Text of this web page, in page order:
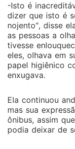
-Isto é
dizer que isto é
nojento", disse
as pessoas a
tivesse
eles, olhava em
papel higiênico
enxugava.
Ela continuou
mas sua
ônibus, assim
podia deixar de